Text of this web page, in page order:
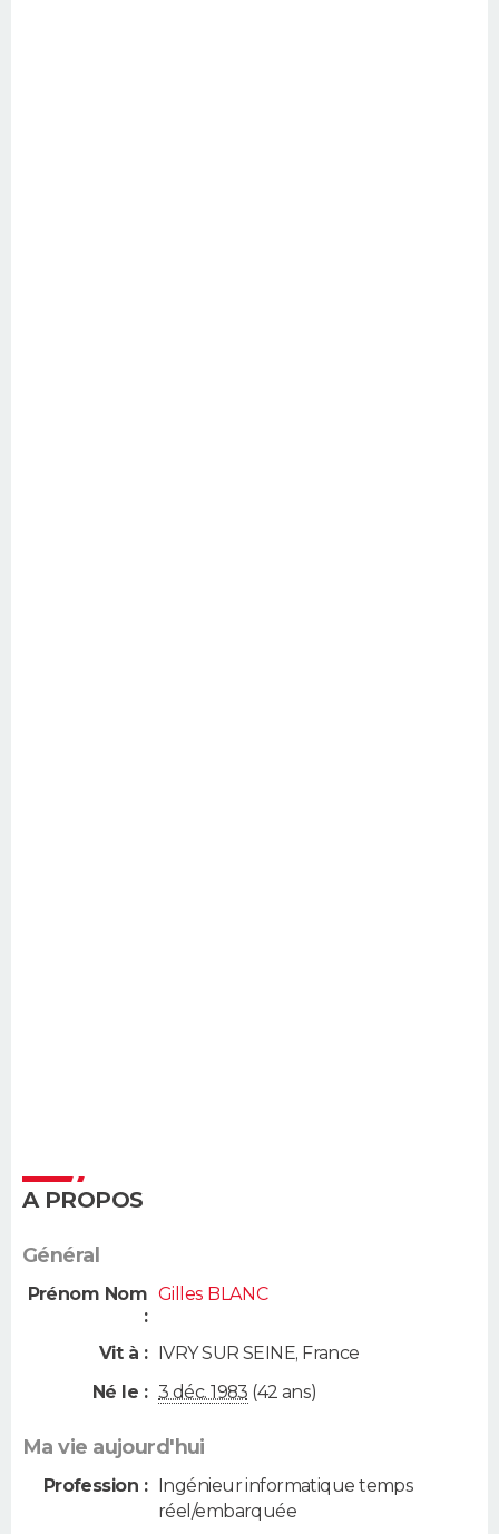
A PROPOS
Général
Prénom Nom
:
Gilles BLANC
Vit à : IVRY SUR SEINE, France
Né le : 3 déc. 1983 (42 ans)
Ma vie aujourd'hui
Profession : Ingénieur informatique temps
réel/embarquée